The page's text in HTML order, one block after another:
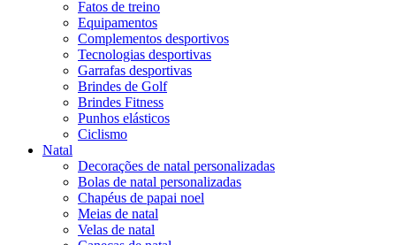
Fatos de treino
Equipamentos
Complementos desportivos
Tecnologias desportivas
Garrafas desportivas
Brindes de Golf
Brindes Fitness
Punhos elásticos
Ciclismo
Natal
Decorações de natal personalizadas
Bolas de natal personalizadas
Chapéus de papai noel
Meias de natal
Velas de natal